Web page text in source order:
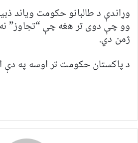
وړاندې د طالبانو حکومت ویاند
وو چې دوی تر هغه چې “تجاوز”
ژمن دي.
د پاکستان حکومت تر اوسه په دې